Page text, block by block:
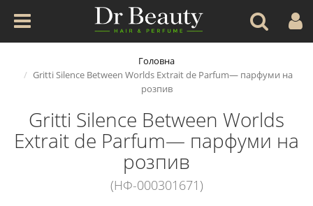
Головна
Gritti Silence Between Worlds Extrait de Parfum— парфуми на
розпив
Gritti Silence Between Worlds
Extrait de Parfum— парфуми на
розпив
(НФ-000301671)